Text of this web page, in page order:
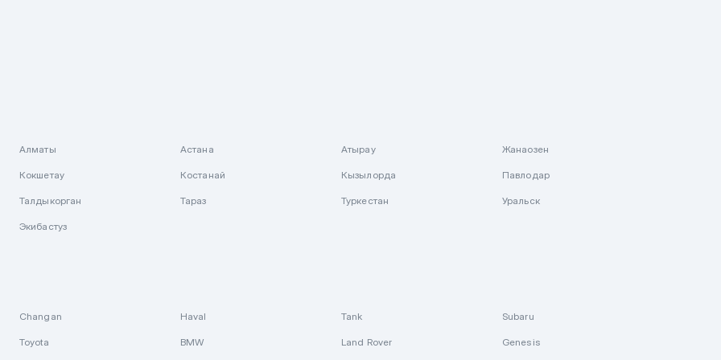
Алматы Астана Атырау Жанаозен
Кокшетау Костанай Кызылорда Павлодар
Талдыкорган Тараз Туркестан Уральск
Экибастуз
Changan Haval Tank Subaru
Toyota BMW Land Rover Genesis